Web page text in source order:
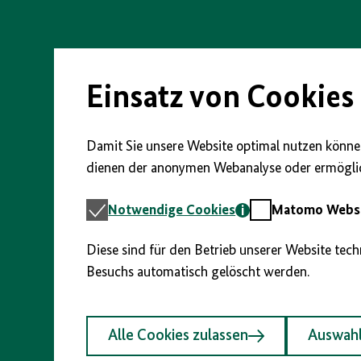
Seiteninhalt
Einsatz von Cookies
Damit Sie unsere Website optimal nutzen
dienen der anonymen Webanalyse oder
Notwendige
Notwendige Cookies
MatomoMatomo
Diese sind für den Betrieb unserer Website
Besuchs automatisch gelöscht werden.
Alle Cookies zulassen